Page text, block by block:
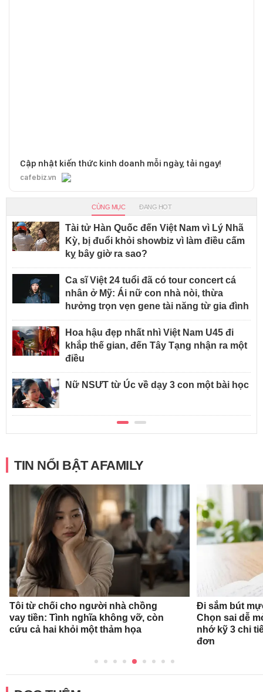
Cập nhật kiến thức kinh doanh mỗi ngày, tải ngay!
cafebiz.vn
CÙNG MỤC ĐANG HOT
Tài tử Hàn Quốc đến Việt Nam vì Lý Nhã
Kỳ, bị đuổi khỏi showbiz vì làm điều cấm
kỵ bây giờ ra sao?
Ca sĩ Việt 24 tuổi đã có tour concert cá
nhân ở Mỹ: Ái nữ con nhà nòi, thừa
hưởng trọn vẹn gene tài năng từ gia đình
Hoa hậu đẹp nhất nhì Việt Nam U45 đi
khắp thế gian, đến Tây Tạng nhận ra một
điều
Nữ NSƯT từ Úc về dạy 3 con một bài học
TIN NỔI BẬT AFAMILY
Tôi từ chối cho người nhà chồng
vay tiền: Tình nghĩa không vỡ, còn
cứu cả hai khỏi một thảm họa
Đi sắm bút
Chọn sai dễ
nhớ kỹ 3 chi
đơn